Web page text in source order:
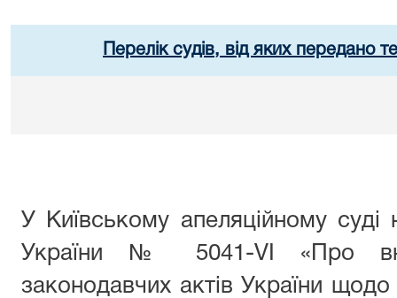
Перелік судів, від яких передано
У Київському апеляційному
України № 5041-VІ «Про
законодавчих актів України щодо